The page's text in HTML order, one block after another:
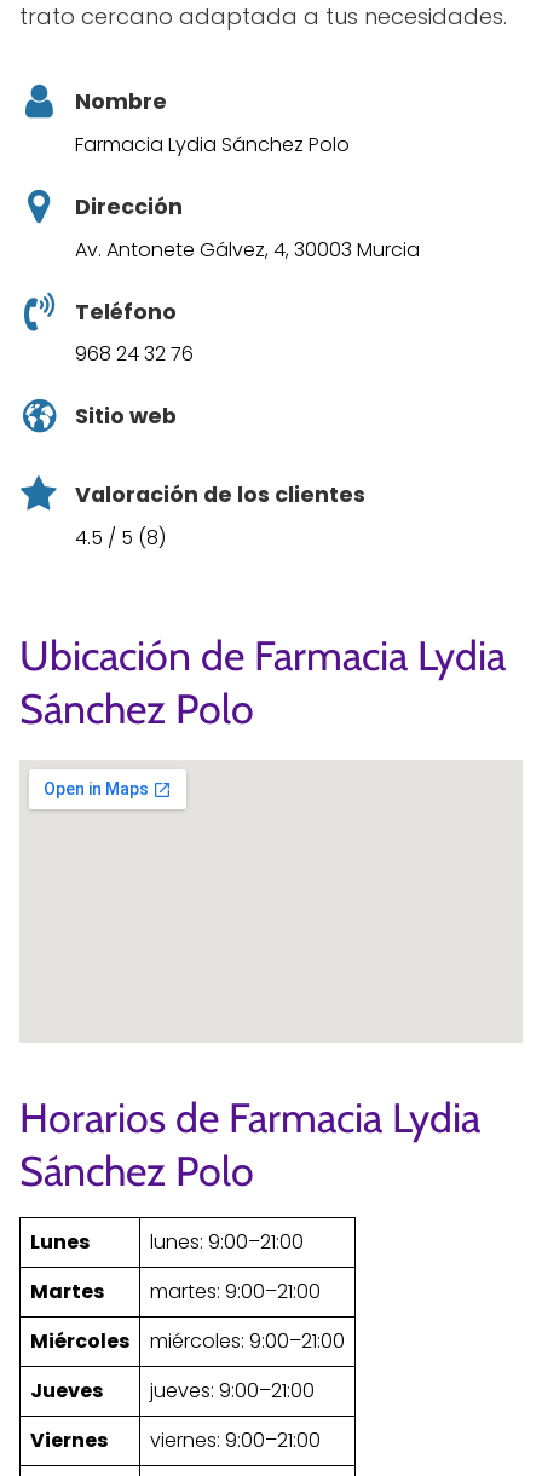
trato cercano adaptada a tus necesidades.
Nombre
Farmacia Lydia Sánchez Polo
Dirección
Av. Antonete Gálvez, 4, 30003 Murcia
Teléfono
968 24 32 76
Sitio web
Valoración de los clientes
4.5 / 5 (8)
Ubicación de Farmacia Lydia
Sánchez Polo
Horarios de Farmacia Lydia
Sánchez Polo
Lunes
lunes: 9:00–21:00
Martes
martes: 9:00–21:00
Miércoles
miércoles: 9:00–21:00
Jueves
jueves: 9:00–21:00
Viernes
viernes: 9:00–21:00